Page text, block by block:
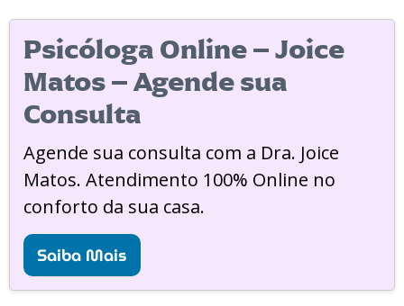
Psicóloga Online – Joice
Matos – Agende sua
Consulta
Agende sua consulta com a Dra. Joice
Matos. Atendimento 100% Online no
conforto da sua casa.
Saiba Mais